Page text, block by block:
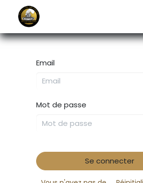
Email
Mot de passe
Se connecter